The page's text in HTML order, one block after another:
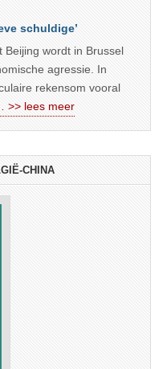
schuldige’
Beijing wordt in Brussel
agressie. In
rekensom vooral
… >> lees meer
CHINA